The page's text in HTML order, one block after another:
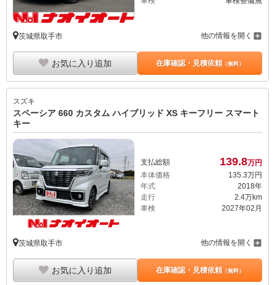
茨城県取手市 他の情報を開く
お気に入り追加 在庫確認・見積依頼（無料）
スズキ
スペーシア 660 カスタム ハイブリッド XS キーフリー スマート
キー
支払総額 139.8万円
本体価格
135. 3万円
年式
2018年
走行
2.4万km
車検
2027年02月
茨城県取手市 他の情報を開く
お気に入り追加 在庫確認・見積依頼（無料）